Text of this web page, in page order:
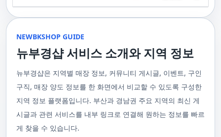
장을 원하실 때는 언제든지 후불제로 예약하실 수 있어요, 이점 참고해주세
요. 사전에 예약하시면 더욱 쾌적한 부산 러시아 홈케어 서비스를 경험하실
대한 많은 관심 덕분에, 부경샵은 필요한 요구 사항들을 간단하게 필수적인
것들로 정리했어요. 이 가이드라인을 따라주시면, 서비스 이용 중에 문제가
생기지 않을 거예요. 첫째로, 너무 많은 알코올을 섭취해 만취 상태일 경우에
게 좋아요.서비스 당일에는 부경샵과의 원활한 의사소통이 중요해요, 그래
서 공중전화나 발신 제한으로는 연락이 어려워요. 또한, 자주 예약을 취소하
거나 예약 없이 나타나지 않는 경우, 앞으로 예약하기가 어려워질 수 있으니
가격으로 경험해 보세요.터치 -> 부경샵 홈페이지 터치 -> 더욱 새로워진 뉴
부경샵 홈페이지 터치 -> 부경샵앱 다운로드 - Google Play
원 코스에 대한 궁금증이 있으시다면, 전화를 통한 상담을 추천드립니다.
부산 일본인 홈케어는 대면 서비스의 특성상, 직접 통화를 통한 문의와 예약
시면, 부경샵은 그에 최적화된 서비스를 제공하기 위해 최선을 다할 것입니
다. 언제든지 필요하실 때, 편리한 상담과 지원이 준비되어 있으니 주저하지
마시고 연락 주세요. 부산 일본인 홈케어 이용 방법에 대해서는, 서비스의
핵심은 바로 고객님의 현재 위치에서 직접 찾아가는 것입니다. 이 방식을 통
등, 자신만의 공간에서 편안한 맞춤형 마사지를 받으실 수 있습니다. 최근
한 마사지 서비스를 제공하기 위해 노력하고 있습니다. 부경샵의 주된 목적
은 고객님들이 긴장을 해소하고 새로운 활력을 얻을 수 있는 피난처를 마련
하는 것입니다. 또한, 부경샵 한국과 태국, 일본에서 온 관리사 중 선택이 가
능하며, 다른 곳에서 찾아볼 수 없는 독특한 기술과 마음가짐을 가진 관리사
를 자랑합니다. 이러한 품질은 비교할 수 없는 수준입니다. 서비스의 질을
더욱 높이기 위해, 부경샵은 지속적으로 우수한 일본인 관리사를 모집 중입
정기적으로 받는 마사지입니다.2. 타이 마사지 타이 마사지는 동양의 전통
적인 마사지 방법으로, 신체의 스트레칭과 압력 포인트를 조합하여 신체의
균형을 맞추는 데 중점을 둡니다. 이 마사지는 유연성을 증진시키고 근육의
사지는 신체의 긴장을 풀어주고, 스트레스를 감소시키며, 전반적인 신체 기
서 유래한 마사지 방법으로, 의자에 앉은 상태에서 받을 수 있어 사무실이나
집에서도 쉽게 즐길 수 있습니다. 이 마사지는 특히 허리와 어깨의 피로를 해
소하는 데 효과적이며, 신체의 전반적인 이완을 도와 스트레스 감소에 도움
을 줍니다. 샤이츠 마사지는 짧은 시간에 효과적인 이완을 제공하여, 바쁜 일
상 속에서 짧은 휴식을 필요로 하는 현대인에게 적합합니다.4. 발 마사지 발
마사지는 발과 발목을 중심으로 이루어지는 마사지로, 신체의 균형을 유지
하고 전반적인 피로를 풀어주는 데 중점을 둡니다. 이 마사지는 발의 압력점
을 개선합니다. 발 마사지는 특히 장시간 서 있거나 걷는 일이 많은 사람들에
게 추천되며, 발의 피로 뿐만 아니라 전체적인 신체의 건강과 웰빙에도 긍정
적인 영향을 줍니다.부경샵 앱을 통해 부산 남포동 지역의 고객들은 이러한
울 수 있는 이런 부경샵에서 예약하시는 것을 추천드립니다.때론, 그냥 누워
부산꿀통 디시에서 제공하는 서비스는 여러분에게 새로운 힐링의 기회를 제
사지는 여러분의 체질 개선, 스트레스 해소, 마음의 안정 등 다양한 효능을
가져다줍니다. 이와 같이 부산꿀통 디시의 마사지는 여러분의 건강을 지키
간을 가질 수 있게 해줍니다. 그리고 이런 부산꿀통 디시의 서비스를 편리하
게 예약하고 이용할 수 있게 도와주는 '부경샵' 어플은 부산과 경남 지역에서
최고의 마사지 어플로 추천받고 있습니다. 복잡한 예약 과정 없이, 부담 없이
부산꿀통 디시의 서비스를 이용하려는 분들께 부경샵 어플을 강력히 추천드
립니다.여러분의 건강과 힐링을 위해, 부산꿀통 디시와 부경샵이 함께하며,
모든 고민과 걱정 속에서 여러분을 위로하고 도와드리겠습니다. 부산꿀통
부산꿀통 디시의 건강한 마사지와 쾌적한 분위기 속에서 행복과 건강을 찾
주급
NEWBKSHOP GUIDE
뉴부경샵 서비스 소개와 지역 정보
뉴부경샵은 지역별 매장 정보, 커뮤니티 게시글, 이벤트, 구인
구직, 매장 양도 정보를 한 화면에서 비교할 수 있도록 구성한
지역 정보 플랫폼입니다. 부산과 경남권 주요 지역의 최신 게
시글과 관련 서비스를 내부 링크로 연결해 원하는 정보를 빠르
게 찾을 수 있습니다.